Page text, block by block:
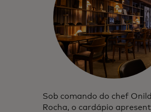
Sob comando do chef
Rocha, o cardápio